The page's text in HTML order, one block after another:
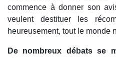
commence à donner son
veulent destituer les
heureusement, tout le monde
De nombreux débats se